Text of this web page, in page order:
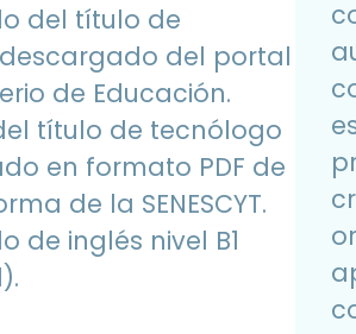
del título de
del portal
de Educación.
título de tecnólogo
en formato PDF de
de la SENESCYT.
de inglés nivel B1